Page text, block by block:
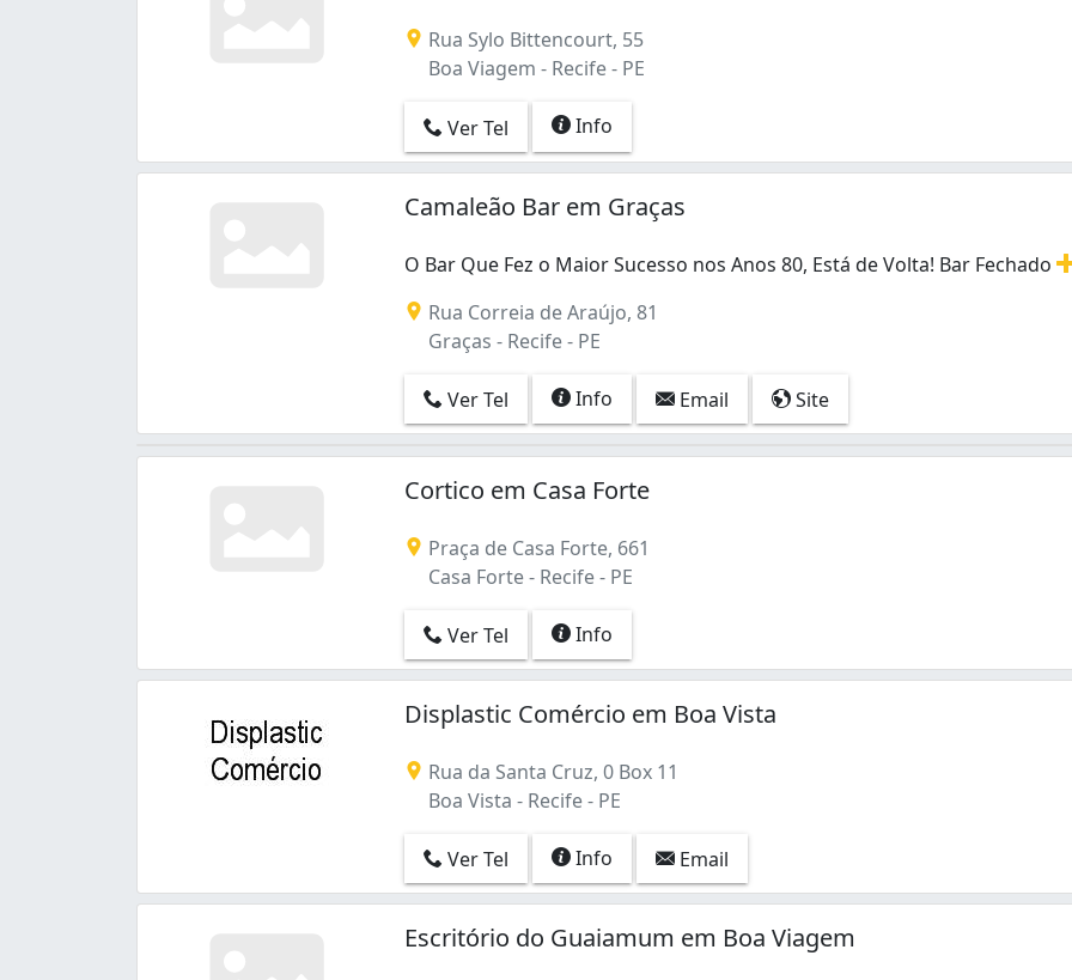
Rua Sylo Bittencourt, 55
Boa Viagem - Recife - PE
Ver Tel Info
Camaleão Bar em Graças
O Bar Que Fez o Maior Sucesso nos Anos 80, Está de Volta! Bar Fechado
Rua Correia de Araújo, 81
Graças - Recife - PE
Ver Tel Info Email Site
Cortico em Casa Forte
Praça de Casa Forte, 661
Casa Forte - Recife - PE
Ver Tel Info
Displastic Comércio em Boa Vista
Rua da Santa Cruz, 0 Box 11
Boa Vista - Recife - PE
Ver Tel Info Email
Escritório do Guaiamum em Boa Viagem